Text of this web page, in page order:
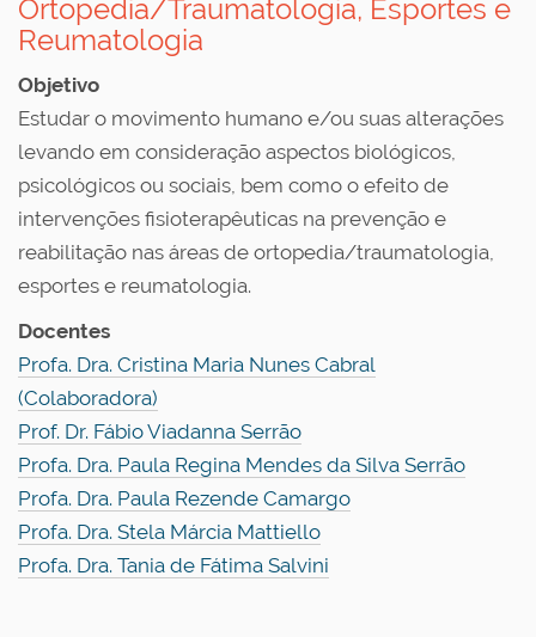
Ortopedia/Traumatologia, Esportes e
Reumatologia
Objetivo
Estudar o movimento humano e/ou suas alterações
levando em consideração aspectos biológicos,
psicológicos ou sociais, bem como o efeito de
intervenções fisioterapêuticas na prevenção e
reabilitação nas áreas de ortopedia/traumatologia,
esportes e reumatologia.
Docentes
Profa. Dra. Cristina Maria Nunes Cabral
(Colaboradora)
Prof. Dr. Fábio Viadanna Serrão
Profa. Dra. Paula Regina Mendes da Silva Serrão
Profa. Dra. Paula Rezende Camargo
Profa. Dra. Stela Márcia Mattiello
Profa. Dra. Tania de Fátima Salvini